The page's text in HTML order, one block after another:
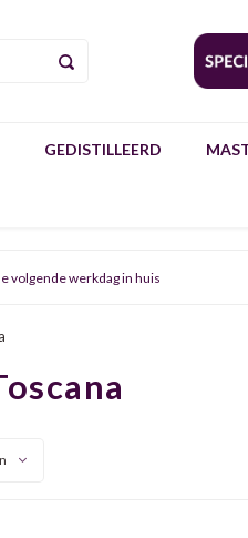
GEDISTILLEERD
volgende werkdag in huis